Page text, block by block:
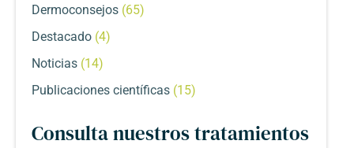
Dermoconsejos (65)
Destacado (4)
Noticias (14)
Publicaciones científicas (15)
Consulta nuestros tratamientos